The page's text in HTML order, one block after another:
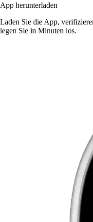
App herunterladen
Laden Sie die App,
legen Sie in Minuten los.